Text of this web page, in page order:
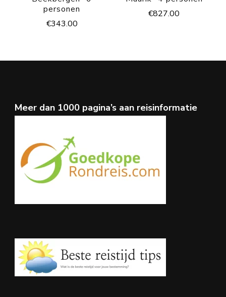
personen
€343.00
€827.00
Meer dan 1000 pagina’s aan reisinformatie